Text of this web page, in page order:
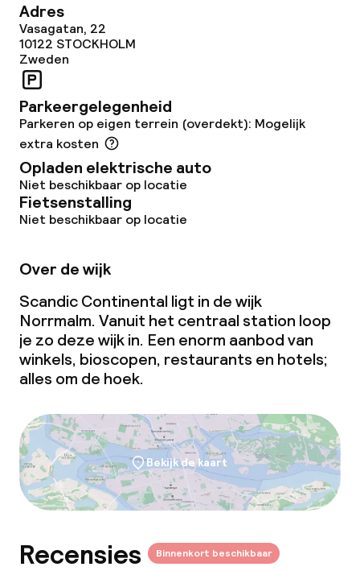
Adres
Vasagatan, 22
10122 STOCKHOLM
Zweden
Parkeergelegenheid
Parkeren op eigen terrein (overdekt): Mogelijk
extra kosten
Opladen elektrische auto
Niet beschikbaar op locatie
Fietsenstalling
Niet beschikbaar op locatie
Over de wijk
Scandic Continental ligt in de wijk
Norrmalm. Vanuit het centraal station loop
je zo deze wijk in. Een enorm aanbod van
winkels, bioscopen, restaurants en hotels;
alles om de hoek.
Bekijk de kaart
Recensies Binnenkort beschikbaar